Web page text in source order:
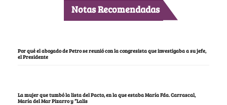
Notas Recomendadas
Por qué el abogado de Petro se reunió con la congresista que investigaba a su jefe,
el Presidente
La mujer que tumbó la lista del Pacto, en la que estaba María Fda. Carrascal,
María del Mar Pizarro y “Lalis